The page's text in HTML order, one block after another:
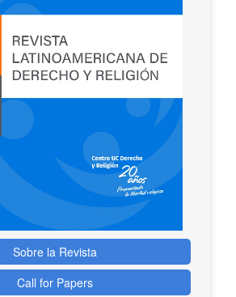
Sobre la Revista
Call for Papers